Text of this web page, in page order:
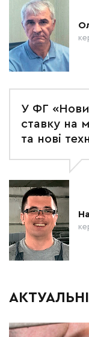
У ФГ
ставку на
та нові